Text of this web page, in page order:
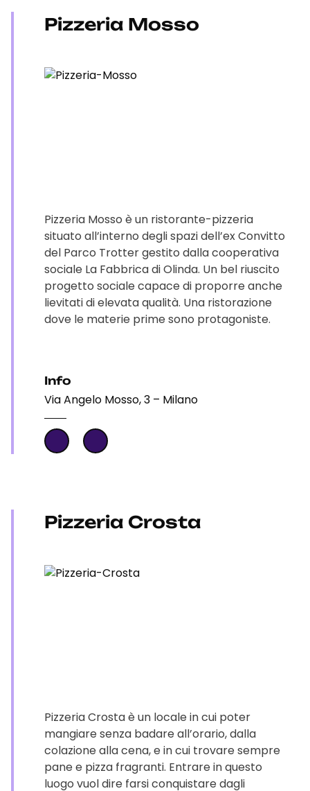
Pizzeria Mosso
Pizzeria Mosso è un ristorante-pizzeria
situato all’interno degli spazi dell’ex Convitto
del Parco Trotter gestito dalla cooperativa
sociale La Fabbrica di Olinda. Un bel riuscito
progetto sociale capace di proporre anche
lievitati di elevata qualità. Una ristorazione
dove le materie prime sono protagoniste.
Info
Via Angelo Mosso, 3 – Milano
Pizzeria Crosta
Pizzeria Crosta è un locale in cui poter
mangiare senza badare all’orario, dalla
colazione alla cena, e in cui trovare sempre
pane e pizza fragranti. Entrare in questo
luogo vuol dire farsi conquistare dagli